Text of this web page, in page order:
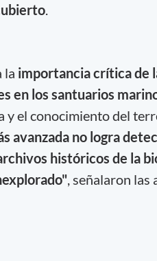
.
la importancia crítica de
en los santuarios
y el conocimiento del
avanzada no logra
históricos de la
, señalaron las